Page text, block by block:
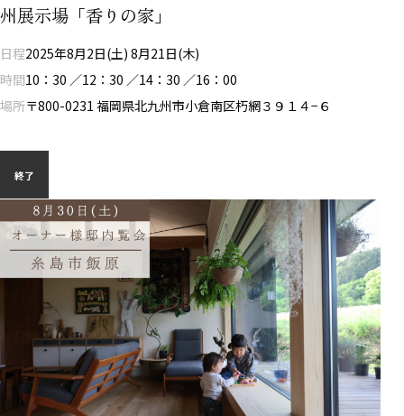
州展示場「香りの家」
日程2025年8月2日(土) 8月21日(木)
時間10：30 ／12：30 ／14：30 ／16：00
場所〒800-0231 福岡県北九州市小倉南区朽網３９１４−６
終了